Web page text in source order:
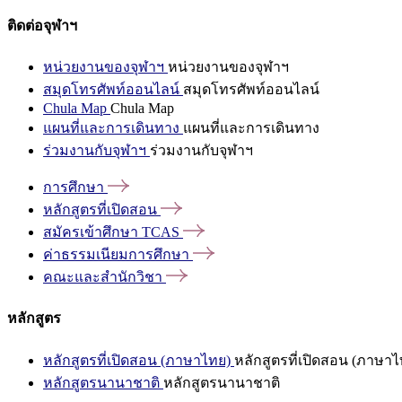
ติดต่อจุฬาฯ
หน่วยงานของจุฬาฯ หน่วยงานของจุฬาฯ
สมุดโทรศัพท์ออนไลน์ สมุดโทรศัพท์ออนไลน์
Chula Map Chula Map
แผนที่และการเดินทาง แผนที่และการเดินทาง
ร่วมงานกับจุฬาฯ ร่วมงานกับจุฬาฯ
การศึกษา
หลักสูตรที่เปิดสอน
สมัครเข้าศึกษา TCAS
ค่าธรรมเนียมการศึกษา
คณะและสำนักวิชา
หลักสูตร
หลักสูตรที่เปิดสอน (ภาษาไทย) หลักสูตรที่เปิดสอน (ภาษาไ
หลักสูตรนานาชาติ หลักสูตรนานาชาติ